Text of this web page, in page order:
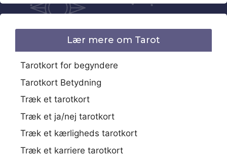
Lær mere om Tarot
Tarotkort for begyndere
Tarotkort Betydning
Træk et tarotkort
Træk et ja/nej tarotkort
Træk et kærligheds tarotkort
Træk et karriere tarotkort